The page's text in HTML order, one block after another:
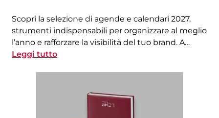
Scopri la selezione di agende e calendari 2027,
strumenti indispensabili per organizzare al meglio
l’anno e rafforzare la visibilità del tuo brand. A
catalogo trovi modelli
Leggi tutto